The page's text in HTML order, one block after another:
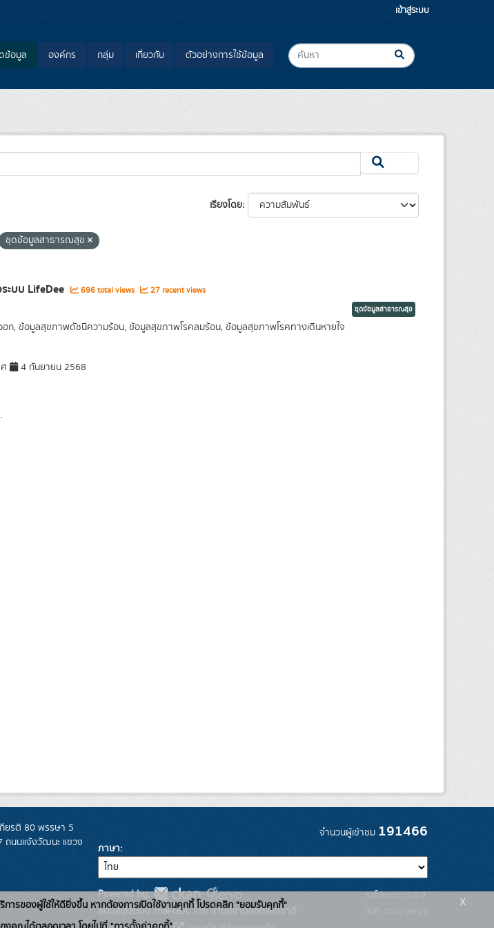
เข้าสู่ระบบ
ข้อมูล องค์กร กลุ่ม เกี่ยวกับ ตัวอย่างการใช้ข้อมูล
เรียงโดย
ชุดข้อมูลสาธารณสุข
บบ LifeDee 696 total views 27 recent views
ชุดข้อมูลสาธารณสุข
อก, ข้อมูลสุขภาพดัชนีความร้อน, ข้อมูลสุขภาพโรคลมร้อน, ข้อมูลสุขภาพโรคทางเดินหายใจ
4 กันยายน 2568
ยรติ 80 พรรษา 5
ถนนแจ้งวัฒนะ แขวง
จำนวนผู้เข้าชม 191466
ภาษา
Powered by:
สนับสนุนระบบ Thai-GDC โดย สำนักงานสถิติแห่งชาติ
รุ่นโปรแกรม: 3.0.0
วันที่: 2025-06-26
การของผู้ใช้ให้ดียิ่งขึ้น หากต้องการเปิดใช้งานคุกกี้ โปรดคลิก "ยอมรับคุกกี้"
x